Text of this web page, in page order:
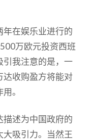
在娱乐业进行的
万欧元投资西班
引我注意的是，一
达收购盈方将能对
。
述为中国政府的
吸引力。当然王